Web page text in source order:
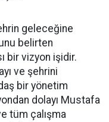
geleceğine
belirten
bir vizyon işidir.
ve şehrini
bir yönetim
dolayı Mustafa
tüm çalışma